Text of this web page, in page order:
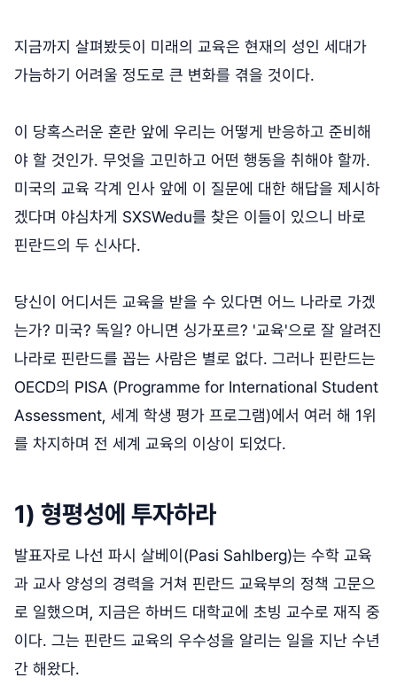
지금까지 살펴봤듯이 미래의 교육은 현재의 성인 세대가
가늠하기 어려울 정도로 큰 변화를 겪을 것이다.
이 당혹스러운 혼란 앞에 우리는 어떻게 반응하고 준비해
야 할 것인가. 무엇을 고민하고 어떤 행동을 취해야 할까.
미국의 교육 각계 인사 앞에 이 질문에 대한 해답을 제시하
겠다며 야심차게 SXSWedu를 찾은 이들이 있으니 바로
핀란드의 두 신사다.
당신이 어디서든 교육을 받을 수 있다면 어느 나라로 가겠
는가? 미국? 독일? 아니면 싱가포르? '교육'으로 잘 알려진
나라로 핀란드를 꼽는 사람은 별로 없다. 그러나 핀란드는
OECD의 PISA (Programme for International Student
Assessment, 세계 학생 평가 프로그램)에서 여러 해 1위
를 차지하며 전 세계 교육의 이상이 되었다.
1) 형평성에 투자하라
발표자로 나선 파시 살베이(Pasi Sahlberg)는 수학 교육
과 교사 양성의 경력을 거쳐 핀란드 교육부의 정책 고문으
로 일했으며, 지금은 하버드 대학교에 초빙 교수로 재직 중
이다. 그는 핀란드 교육의 우수성을 알리는 일을 지난 수년
간 해왔다.